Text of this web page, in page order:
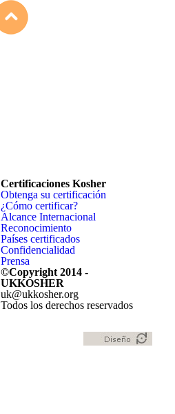
Certificaciones Kosher
Obtenga su certificación
¿Cómo certificar?
Alcance Internacional
Reconocimiento
Países certificados
Confidencialidad
Prensa
©Copyright 2014 -
UKKOSHER
uk@ukkosher.org
Todos los derechos reservados